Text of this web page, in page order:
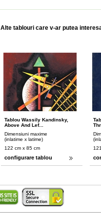
Alte tablouri care v-ar putea
Tablou Wassily Kandinsky,
Above And Lef...
Dimensiuni maxime
(inlatime x latime)
122 cm x 85 cm
configurare tablou